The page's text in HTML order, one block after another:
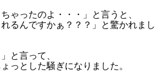
ゃったのよ・・・」と言うと、
るんですかぁ？？？」と驚かれまし
と言って、
っとした騒ぎになりました。